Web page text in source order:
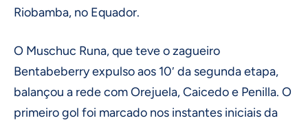
Riobamba, no Equador.
O Muschuc Runa, que teve o zagueiro
Bentabeberry expulso aos 10′ da segunda etapa,
balançou a rede com Orejuela, Caicedo e Penilla. O
primeiro gol foi marcado nos instantes iniciais da